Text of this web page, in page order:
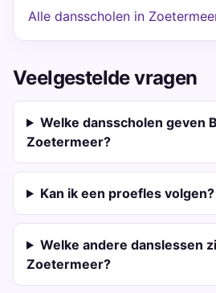
Alle dansscholen in
Veelgestelde vragen
Welke dansscholen geven
Zoetermeer?
Kan ik een proefles volgen?
Welke andere danslessen
Zoetermeer?